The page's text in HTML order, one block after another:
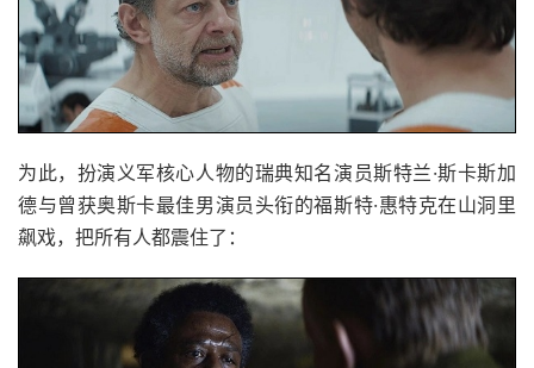
为此，扮演义军核心人物的瑞典知名演员斯特兰·斯卡斯加
德与曾获奥斯卡最佳男演员头衔的福斯特·惠特克在山洞里
飙戏，把所有人都震住了：